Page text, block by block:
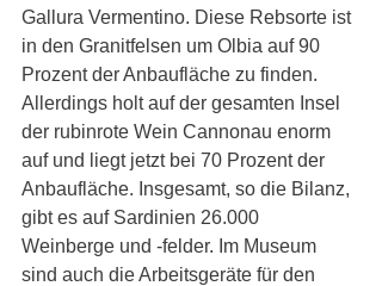
Gallura Vermentino. Diese Rebsorte ist
in den Granitfelsen um Olbia auf 90
Prozent der Anbaufläche zu finden.
Allerdings holt auf der gesamten Insel
der rubinrote Wein Cannonau enorm
auf und liegt jetzt bei 70 Prozent der
Anbaufläche. Insgesamt, so die Bilanz,
gibt es auf Sardinien 26.000
Weinberge und -felder. Im Museum
sind auch die Arbeitsgeräte für den